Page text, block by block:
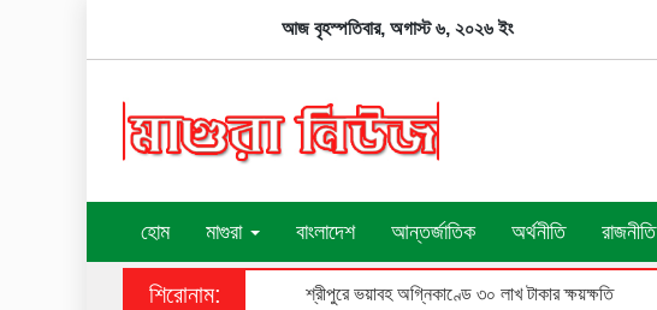
আজ বৃহস্পতিবার, অগাস্ট ৬, ২০২৬ ইং
হোম মাগুরা বাংলাদেশ আন্তর্জাতিক অর্থনীতি রাজনীতি
শিরোনাম: শ্রীপুরে আলোচিত শিশু রাজিয়া ধর্ষণচেষ্টা ও হত্যা মামলায় আসামীর মৃত্যুদণ্ড